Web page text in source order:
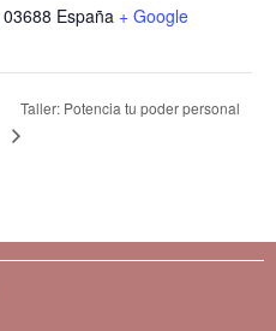
03688 España + Google
Taller: Potencia tu poder personal